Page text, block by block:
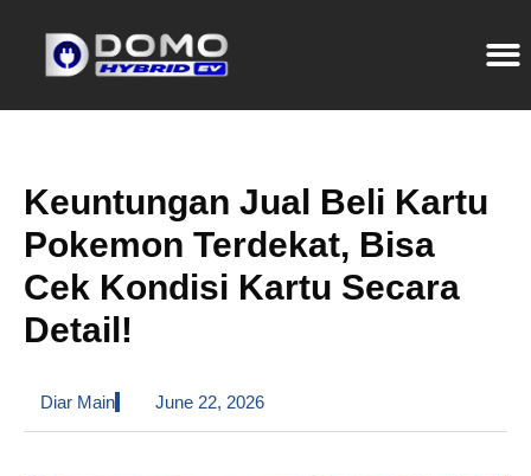
Keuntungan Jual Beli Kartu
Pokemon Terdekat, Bisa
Cek Kondisi Kartu Secara
Detail!
Diar Main June 22, 2026